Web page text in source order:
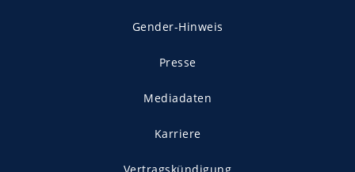
Gender-Hinweis
Presse
Mediadaten
Karriere